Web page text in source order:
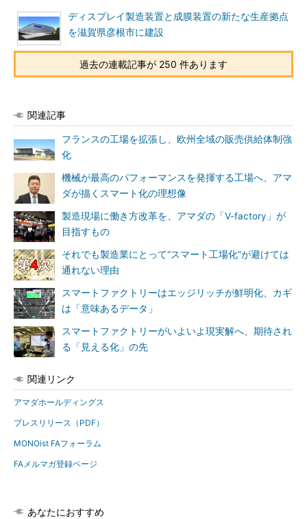
ディスプレイ製造装置と成膜装置の新たな生産拠点
を滋賀県彦根市に建設
過去の連載記事が 250 件あります
関連記事
フランスの工場を拡張し、欧州全域の販売供給体制強
化
機械が最高のパフォーマンスを発揮する工場へ、アマ
ダが描くスマート化の理想像
製造現場に働き方改革を、アマダの「V-factory」が
目指すもの
それでも製造業にとって“スマート工場化”が避けては
通れない理由
スマートファクトリーはエッジリッチが鮮明化、カギ
は「意味あるデータ」
スマートファクトリーがいよいよ現実解へ、期待され
る「見える化」の先
関連リンク
アマダホールディングス
プレスリリース（PDF）
MONOist FAフォーラム
FAメルマガ登録ページ
あなたにおすすめ